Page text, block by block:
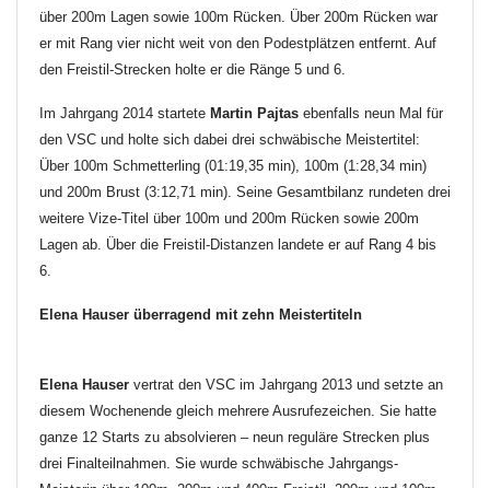
über 200m Lagen sowie 100m Rücken. Über 200m Rücken war
er mit Rang vier nicht weit von den Podestplätzen entfernt. Auf
den Freistil-Strecken holte er die Ränge 5 und 6.
Im Jahrgang 2014 startete Martin Pajtas ebenfalls neun Mal für
den VSC und holte sich dabei drei schwäbische Meistertitel:
Über 100m Schmetterling (01:19,35 min), 100m (1:28,34 min)
und 200m Brust (3:12,71 min). Seine Gesamtbilanz rundeten drei
weitere Vize-Titel über 100m und 200m Rücken sowie 200m
Lagen ab. Über die Freistil-Distanzen landete er auf Rang 4 bis
6.
Elena Hauser überragend mit zehn Meistertiteln
Elena Hauser vertrat den VSC im Jahrgang 2013 und setzte an
diesem Wochenende gleich mehrere Ausrufezeichen. Sie hatte
ganze 12 Starts zu absolvieren – neun reguläre Strecken plus
drei Finalteilnahmen. Sie wurde schwäbische Jahrgangs-